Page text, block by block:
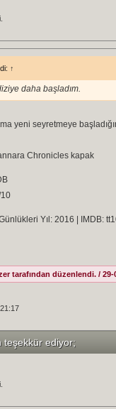
↑
daha başladım.
yeni seyretmeye
Yıl: 2016 | IMDB:
tarafından düzenlendi. / 29-
teşekkür ediyor;